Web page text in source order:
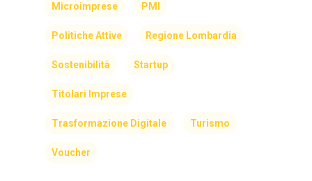
Microimprese PMI
Politiche Attive Regione Lombardia
Sostenibilità Startup
Titolari Imprese
Trasformazione Digitale Turismo
Voucher